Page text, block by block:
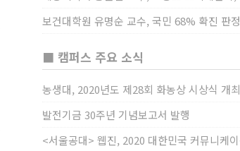
■ 캠퍼스 주요 소식
농생대, 2020년도 제28회 화농상 시상식 개최
발전기금 30주년 기념보고서 발행